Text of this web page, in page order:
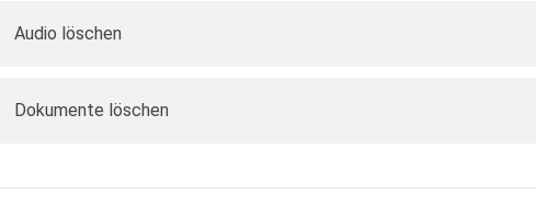
Öffnen Sie die Total Drive-Website
Klicken Sie auf dasPapierkorbsymbol
Audio löschen
Öffnen Sie die Total Drive-Website
Dokumente löschen